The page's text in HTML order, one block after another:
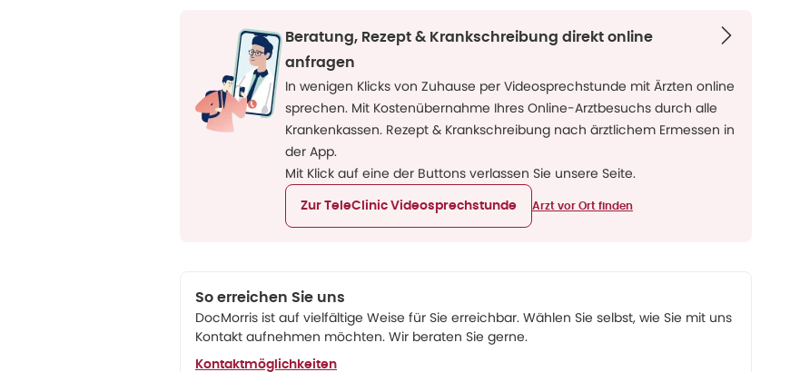
Beratung, Rezept & Krankschreibung direkt online
anfragen
In wenigen Klicks von Zuhause per Videosprechstunde mit Ärzten online
sprechen. Mit Kostenübernahme Ihres Online-Arztbesuchs durch alle
Krankenkassen. Rezept & Krankschreibung nach ärztlichem Ermessen in
der App.
Mit Klick auf eine der Buttons verlassen Sie unsere Seite.
Zur TeleClinic Videosprechstunde Arzt vor Ort finden
So erreichen Sie uns
DocMorris ist auf vielfältige Weise für Sie erreichbar. Wählen Sie selbst, wie Sie mit uns
Kontakt aufnehmen möchten. Wir beraten Sie gerne.
Kontaktmöglichkeiten